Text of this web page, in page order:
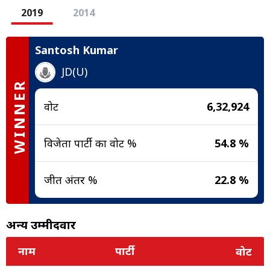
2019 2014
WINNER
Santosh Kumar
JD(U)
वोट 6,32,924
विजेता पार्टी का वोट % 54.8 %
जीत अंतर % 22.8 %
अन्य उम्मीदवार
नाम पार्टी वोट